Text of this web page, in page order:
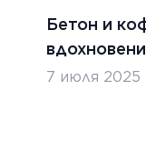
Бетон и
7 июля 2025